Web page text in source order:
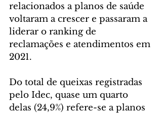
relacionados a planos de saúde
voltaram a crescer e passaram a
liderar o ranking de
reclamações e atendimentos em
2021.
Do total de queixas registradas
pelo Idec, quase um quarto
delas (24,9%) refere-se a planos